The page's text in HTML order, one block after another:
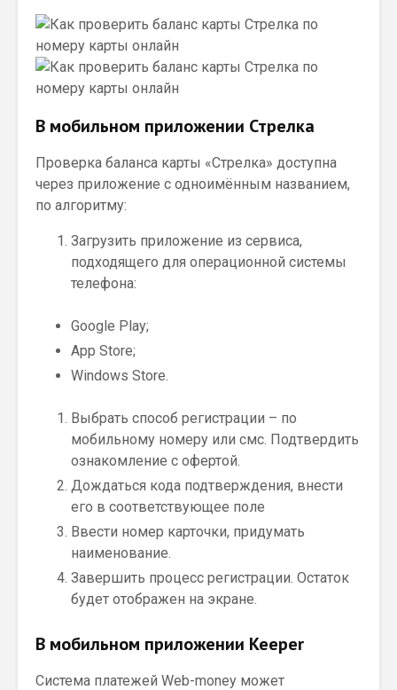
В мобильном приложении Стрелка
Проверка баланса карты «Стрелка» доступна
через приложение с одноимённым названием,
по алгоритму:
Загрузить приложение из сервиса,
подходящего для операционной системы
телефона:
Google Play;
App Store;
Windows Store.
Выбрать способ регистрации – по
мобильному номеру или смс. Подтвердить
ознакомление с офертой.
Дождаться кода подтверждения, внести
его в соответствующее поле
Ввести номер карточки, придумать
наименование.
Завершить процесс регистрации. Остаток
будет отображен на экране.
В мобильном приложении Keeper
Система платежей Web-money может